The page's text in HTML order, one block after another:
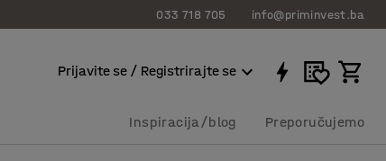
033 718 705 info@priminvest.ba
Prijavite se / Registrirajte se
Inspiracija/blog Preporučujemo